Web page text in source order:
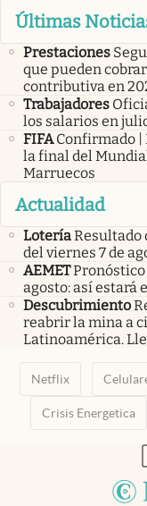
Últimas
Prestaciones
que pueden
contributiva en
Trabajadores
los salarios en
FIFA Confirmado |
la final del
Marruecos
Actualidad
LoteríaResultado
del viernes 7 de
AEMETPronóstico
agosto: así estará
Descubrimiento
reabrir la mina a
Latinoamérica.
Netflix
Crisis Energetica